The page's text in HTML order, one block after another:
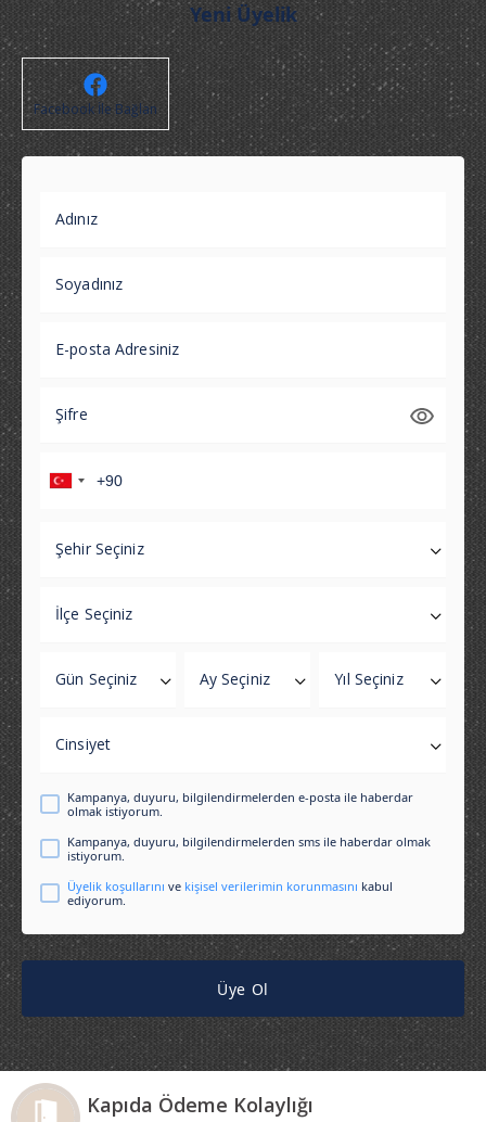
Yeni Üyelik
Facebook İle Bağlan
Adınız
Soyadınız
E-posta Adresiniz
Şifre
Şehir Seçiniz
İlçe Seçiniz
Gün Seçiniz Ay Seçiniz Yıl Seçiniz
Cinsiyet
Kampanya, duyuru, bilgilendirmelerden e-posta ile haberdar
olmak istiyorum.
Kampanya, duyuru, bilgilendirmelerden sms ile haberdar olmak
istiyorum.
Üyelik koşullarını ve kişisel verilerimin korunmasını kabul
ediyorum.
Üye Ol
Kapıda Ödeme Kolaylığı